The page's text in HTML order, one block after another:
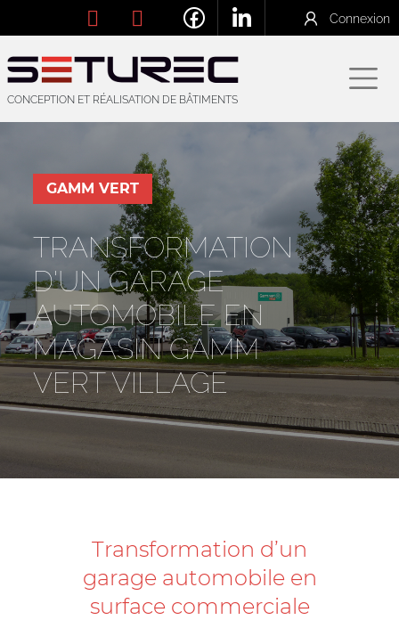
Connexion
CONCEPTION ET RÉALISATION DE BÂTIMENTS
GAMM VERT
TRANSFORMATION
D'UN GARAGE
AUTOMOBILE EN
MAGASIN GAMM
VERT VILLAGE
Transformation d’un
garage automobile en
surface commerciale